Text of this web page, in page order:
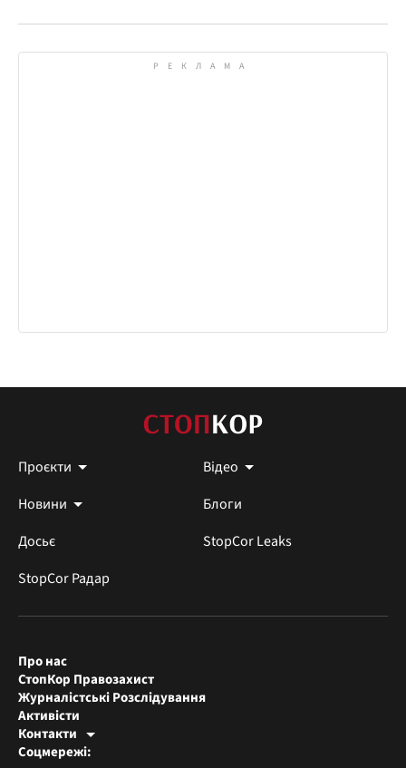
Проєкти
Відео
Новини
Блоги
Досьє
StopCor Leaks
StopCor Радар
Про нас
СтопКор Правозахист
Журналістські Розслідування
Активісти
Контакти
Редакція СтопКора
Соцмережі: